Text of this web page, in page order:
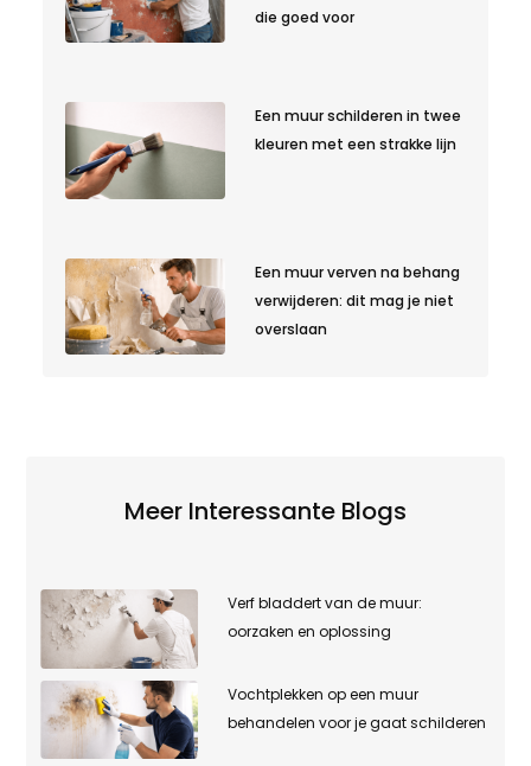
die goed voor
Een muur schilderen in twee
kleuren met een strakke lijn
Een muur verven na behang
verwijderen: dit mag je niet
overslaan
Meer Interessante Blogs
Verf bladdert van de muur:
oorzaken en oplossing
Vochtplekken op een muur
behandelen voor je gaat schilderen